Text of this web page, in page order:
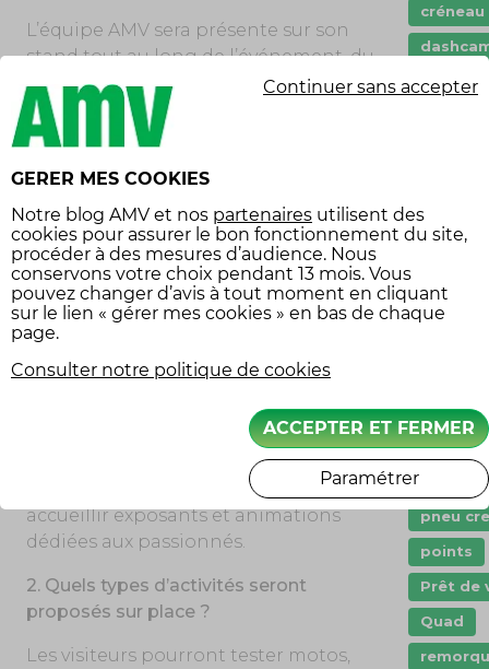
L’équipe AMV sera présente sur son
stand tout au long de l’événement, du
14 au 16 mars 2025. Les visiteurs auront
ainsi l’opportunité de rencontrer des
experts de l’assurance deux-roues et
proposés par AMV. A noter la
possibilité de voir sur le stand le
simulateur d’entrainement officiel des
pilotes de MotoGP : Valentino Rossi,
Jorge Lorenzo, Marc Marquez
Le salon se tiendra au Parc Chanot à
Marseille, un espace adapté pour
accueillir exposants et animations
dédiées aux passionnés.
2. Quels types d’activités seront
proposés sur place ?
Les visiteurs pourront tester motos,
créneau
Droit
klaxon
permis
permis
pneu
points
Prêt de
Quad
GERER MES COOKIES
Notre blog AMV et nos partenaires utilisent des
cookies pour assurer le bon fonctionnement du site,
procéder à des mesures d’audience. Nous
conservons votre choix pendant 13 mois. Vous
pouvez changer d’avis à tout moment en cliquant
sur le lien « gérer mes cookies » en bas de chaque
page.
Consulter notre politique de cookies
Continuer sans accepter
ACCEPTER ET FERMER
Paramétrer